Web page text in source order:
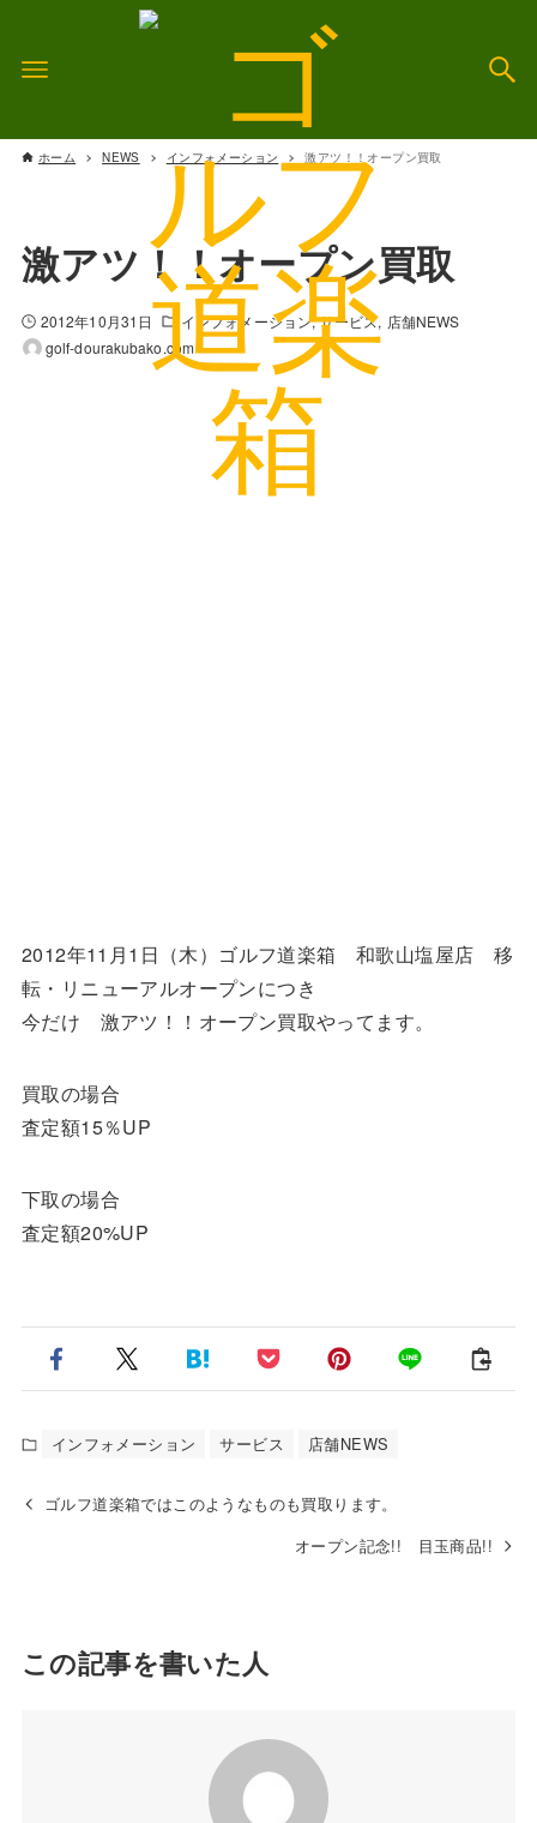
ホーム NEWS インフォメーション 激アツ！！オープン買取
激アツ！！オープン買取
2012年10月31日 インフォメーション サービス 店舗NEWS
golf-dourakubako.com
2012年11月1日（木）ゴルフ道楽箱 和歌山塩屋店 移
転・リニューアルオープンにつき
今だけ 激アツ！！オープン買取やってます。
買取の場合
査定額15％UP
下取の場合
査定額20%UP
インフォメーション サービス 店舗NEWS
ゴルフ道楽箱ではこのようなものも買取ります。
オープン記念!! 目玉商品!!
この記事を書いた人